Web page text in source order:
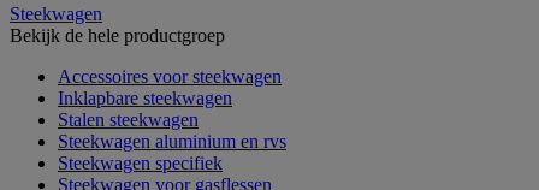
Steekwagen
Bekijk de hele productgroep
Accessoires voor steekwagen
Inklapbare steekwagen
Stalen steekwagen
Steekwagen aluminium en rvs
Steekwagen specifiek
Steekwagen voor gasflessen